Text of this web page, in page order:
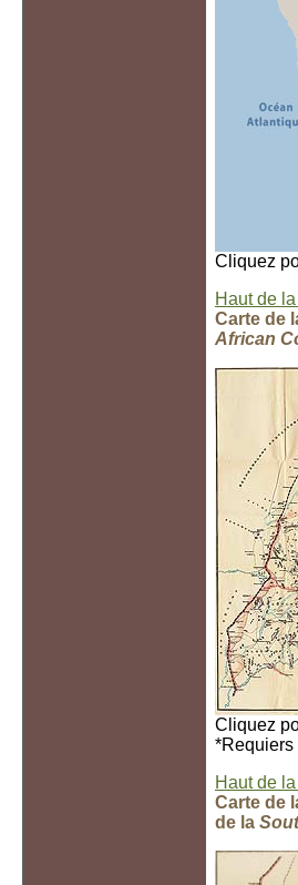
Cliquez
Haut de
Carte de
African
Cliquez
Haut de
Carte de
de la